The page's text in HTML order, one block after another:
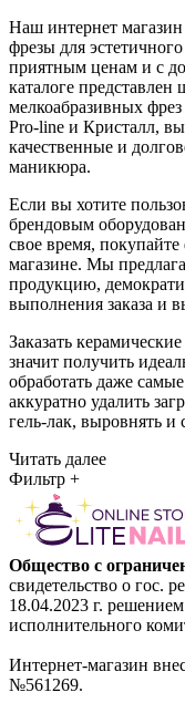
Наш интернет магазин
фрезы для
приятным ценам и с
каталоге
мелкоабразивных
Pro-line и Кристалл,
качественные и
маникюра.
Если вы хотите
брендовым
свое время,
магазине. Мы
продукцию,
выполнения заказа и
Заказать
значит получить
обработать даже
аккуратно удалить
гель-лак, выровнять
Читать далее
Фильтр +
Общество с
свидетельство о гос.
18.04.2023 г.
исполнительного
Интернет-магазин
№561269.